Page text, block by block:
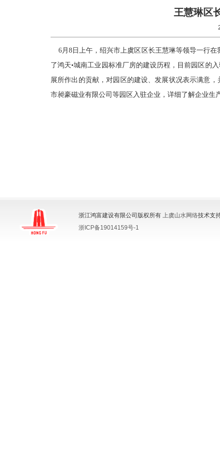
王慧琳区
6月8 日上午，绍兴市上虞区区长王慧琳等领导一行在
了鸿天•城南工业园标准厂房的建设历程 ， 目前园区 的
展所作出的贡献，对园区的建设、发展状况表示满意，
市昶豪磁业有限公司等园区入驻企业，详细了解企业生
浙江鸿富建设有限公司版权所有 上虞山水网络技术支
浙ICP备19014159号-1